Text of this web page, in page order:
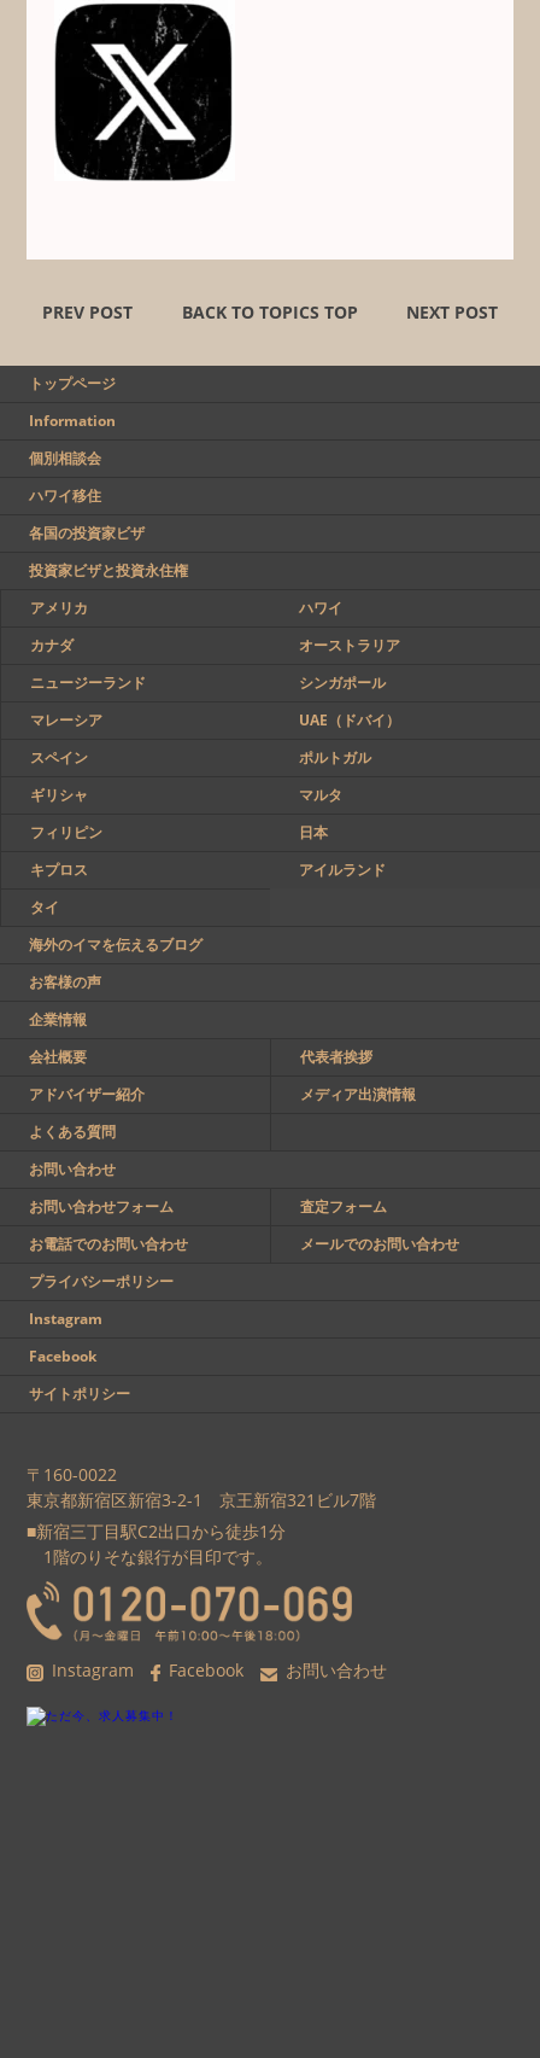
PREV POST BACK TO TOPICS TOP NEXT POST
〒160-0022
東京都新宿区新宿3-2-1 京王新宿321ビル7階
■新宿三丁目駅C2出口から徒歩1分
1階のりそな銀行が目印です。
Instagram Facebook お問い合わせ
トップページ
Information
個別相談会
ハワイ移住
各国の投資家ビザ
投資家ビザと投資永住権
アメリカ
ハワイ
カナダ
オーストラリア
ニュージーランド
シンガポール
マレーシア
UAE（ドバイ）
スペイン
ポルトガル
ギリシャ
マルタ
フィリピン
日本
キプロス
アイルランド
タイ
海外のイマを伝えるブログ
お客様の声
企業情報
会社概要
代表者挨拶
アドバイザー紹介
メディア出演情報
よくある質問
お問い合わせ
お問い合わせフォーム
査定フォーム
お電話でのお問い合わせ
メールでのお問い合わせ
プライバシーポリシー
Instagram
Facebook
サイトポリシー